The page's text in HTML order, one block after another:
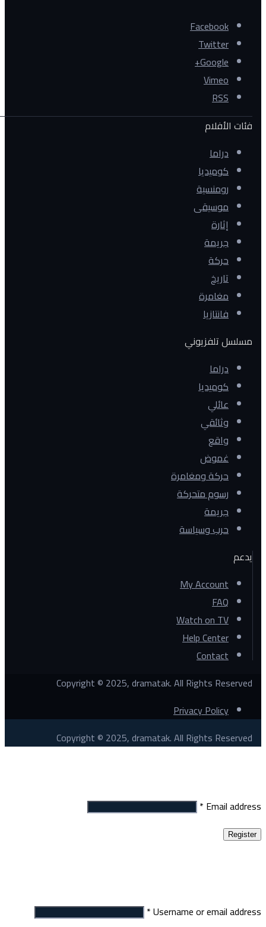
Facebook
Twitter
Google+
Vimeo
RSS
فئات الأفلام
دراما
كوميديا
رومنسية
موسيقى
إثارة
جريمة
حركة
تاريخ
مغامرة
فانتازيا
مسلسل تلفزيوني
دراما
كوميديا
عائلي
وثائقي
واقع
غموض
حركة ومغامرة
رسوم متحركة
جريمة
حرب وسياسة
يدعم
My Account
FAQ
Watch on TV
Help Center
Contact
Copyright © 2025, dramatak. All Rights Reserved
Privacy Policy
Copyright © 2025, dramatak. All Rights Reserved
Email address
*
Register
Username or email address
*